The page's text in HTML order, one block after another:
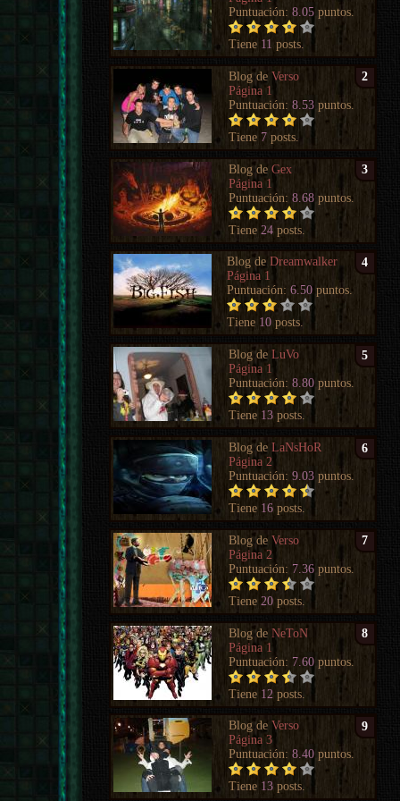
Puntuación:8.05 puntos.
Tiene 11 posts.
2
Blog deVerso
Página 1
Puntuación:8.53 puntos.
Tiene 7 posts.
3
Blog deGex
Página 1
Puntuación:8.68 puntos.
Tiene 24 posts.
4
Blog deDreamwalker
Página 1
Puntuación:6.50 puntos.
Tiene 10 posts.
5
Blog deLuVo
Página 1
Puntuación:8.80 puntos.
Tiene 13 posts.
6
Blog deLaNsHoR
Página 2
Puntuación:9.03 puntos.
Tiene 16 posts.
7
Blog deVerso
Página 2
Puntuación: 7.36 puntos.
Tiene 20 posts.
8
Blog deNeToN
Página 1
Puntuación: 7.60 puntos.
Tiene 12 posts.
9
Blog deVerso
Página 3
Puntuación:8.40 puntos.
Tiene 13 posts.